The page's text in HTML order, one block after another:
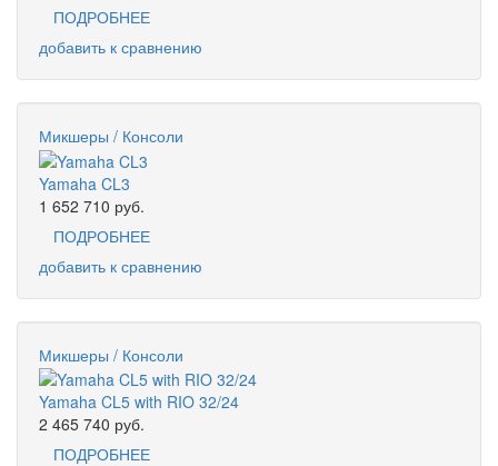
ПОДРОБНЕЕ
добавить к сравнению
Микшеры / Консоли
Yamaha CL3
1 652 710 руб.
ПОДРОБНЕЕ
добавить к сравнению
Микшеры / Консоли
Yamaha CL5 with RIO 32/24
2 465 740 руб.
ПОДРОБНЕЕ